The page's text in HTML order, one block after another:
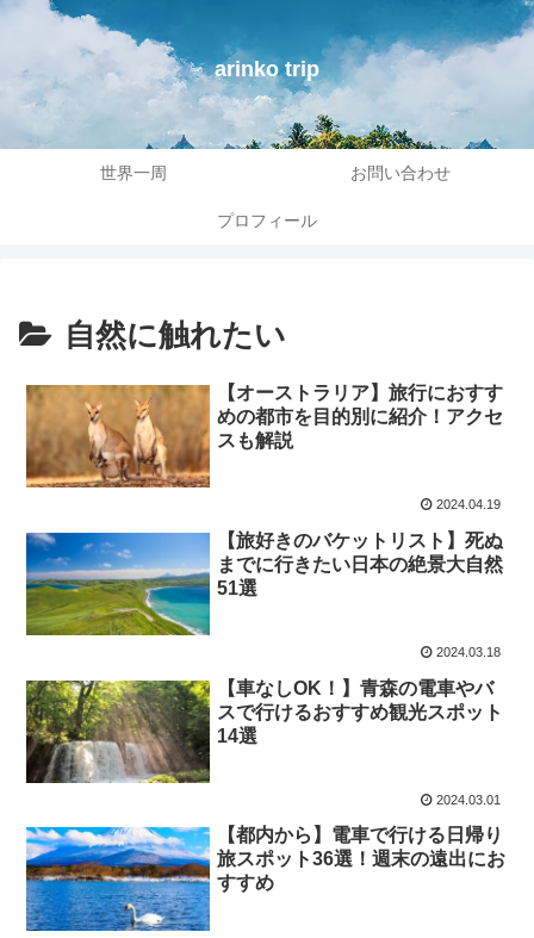
arinko trip
世界一周 お問い合わせ
プロフィール
自然に触れたい
【オーストラリア】旅行におすす
めの都市を目的別に紹介！アクセ
スも解説
2024.04.19
【旅好きのバケットリスト】死ぬ
までに行きたい日本の絶景大自然
51選
2024.03.18
【車なしOK！】青森の電車やバ
スで行けるおすすめ観光スポット
14選
2024.03.01
【都内から】電車で行ける日帰り
旅スポット36選！週末の遠出にお
すすめ